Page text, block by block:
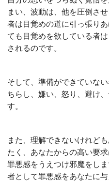
まい、波動は、他を圧倒さ
者は目覚めの道に引っ張り
ても目覚めを欲している者
されるのです。
そして、準備ができていな
ちらし、嫌い、怒り、避け
す。
また、理解できないけれど
たく、あなたからの高い要
罪悪感をうえつけ邪魔をし
者として罪悪感をあなたに